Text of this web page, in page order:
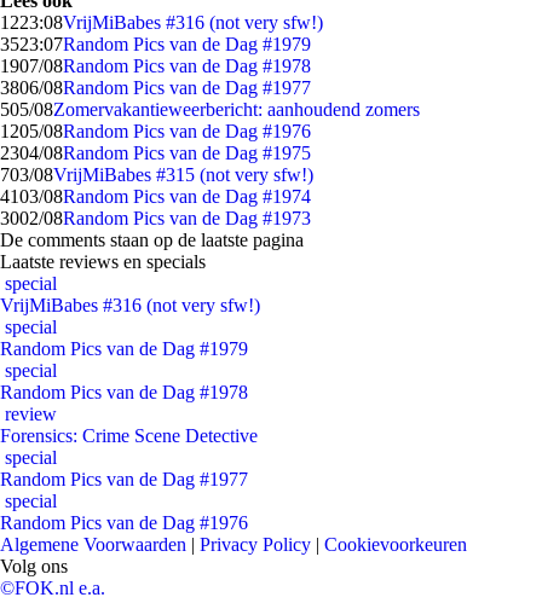
1223:08VrijMiBabes #316 (not very sfw!)
3523:07Random Pics van de Dag #1979
1907/08Random Pics van de Dag #1978
3806/08Random Pics van de Dag #1977
505/08Zomervakantieweerbericht: aanhoudend zomers
1205/08Random Pics van de Dag #1976
2304/08Random Pics van de Dag #1975
703/08VrijMiBabes #315 (not very sfw!)
4103/08Random Pics van de Dag #1974
3002/08Random Pics van de Dag #1973
De comments staan op de laatste pagina
Laatste reviews en specials
special
VrijMiBabes #316 (not very sfw!)
special
Random Pics van de Dag #1979
special
Random Pics van de Dag #1978
review
Forensics: Crime Scene Detective
special
Random Pics van de Dag #1977
special
Random Pics van de Dag #1976
Algemene Voorwaarden | Privacy Policy | Cookievoorkeuren
Volg ons
©FOK.nl e.a.